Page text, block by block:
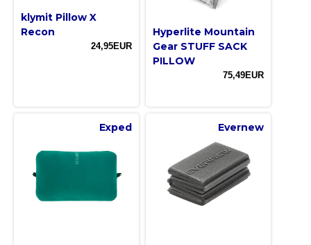
klymit Pillow X
Recon
24,95EUR
Hyperlite Mountain
Gear STUFF SACK
PILLOW
75,49EUR
Exped Evernew